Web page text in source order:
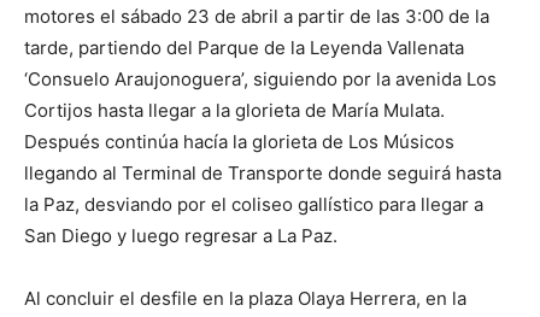
motores el sábado 23 de abril a partir de las 3:00 de la
tarde, partiendo del Parque de la Leyenda Vallenata
‘Consuelo Araujonoguera’, siguiendo por la avenida Los
Cortijos hasta llegar a la glorieta de María Mulata.
Después continúa hacía la glorieta de Los Músicos
llegando al Terminal de Transporte donde seguirá hasta
la Paz, desviando por el coliseo gallístico para llegar a
San Diego y luego regresar a La Paz.
Al concluir el desfile en la plaza Olaya Herrera, en la